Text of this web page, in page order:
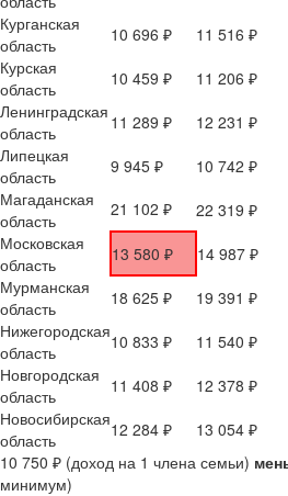
Курганская
область
10 696 ₽ 11 516 ₽
Курская
область
10 459 ₽ 11 206 ₽
Ленинградская
область
11 289 ₽ 12 231 ₽
Липецкая
область
9 945 ₽ 10 742 ₽
Магаданская
область
21 102 ₽ 22 319 ₽
Московская
область
13 580 ₽ 14 987 ₽
Мурманская
область
18 625 ₽ 19 391 ₽
Нижегородская
область
10 833 ₽ 11 540 ₽
Новгородская
область
11 408 ₽ 12 378 ₽
Новосибирская
область
12 284 ₽ 13 054 ₽
10 750 ₽ (доход на 1 члена семьи)
минимум)